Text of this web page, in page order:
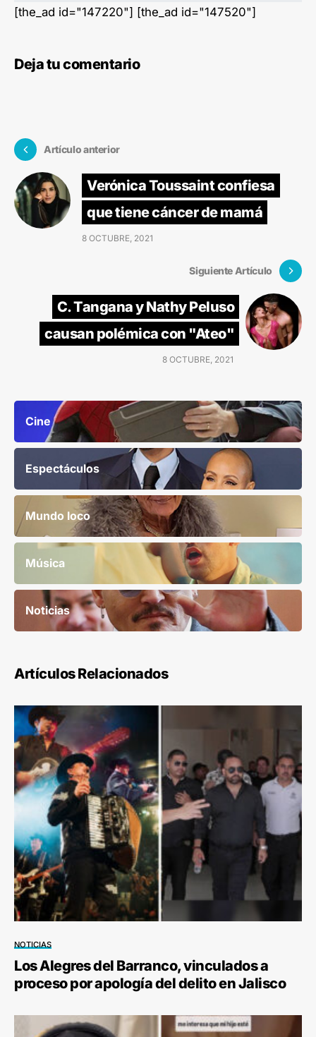
[the_ad id="147220"] [the_ad id="147520"]
Deja tu comentario
Artículo anterior
Verónica Toussaint confiesa
que tiene cáncer de mamá
8 OCTUBRE, 2021
Siguiente Artículo
C. Tangana y Nathy Peluso
causan polémica con "Ateo"
8 OCTUBRE, 2021
Cine
Espectáculos
Mundo loco
Música
Noticias
Artículos Relacionados
NOTICIAS
Los Alegres del Barranco, vinculados a
proceso por apología del delito en Jalisco